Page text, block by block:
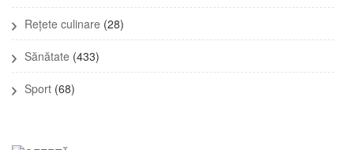
Rețete culinare (28)
Sănătate (433)
Sport (68)